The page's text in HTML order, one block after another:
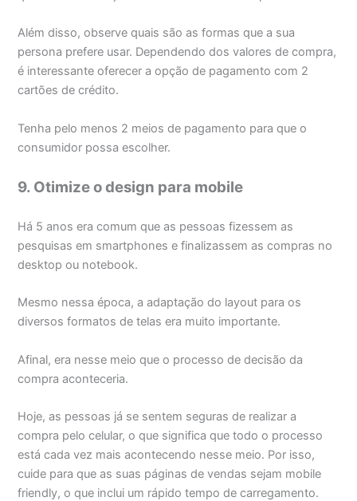
Além disso, observe quais são as formas que a sua
persona prefere usar. Dependendo dos valores de compra,
é interessante oferecer a opção de pagamento com 2
cartões de crédito.
Tenha pelo menos 2 meios de pagamento para que o
consumidor possa escolher.
9. Otimize o design para mobile
Há 5 anos era comum que as pessoas fizessem as
pesquisas em smartphones e finalizassem as compras no
desktop ou notebook.
Mesmo nessa época, a adaptação do layout para os
diversos formatos de telas era muito importante.
Afinal, era nesse meio que o processo de decisão da
compra aconteceria.
Hoje, as pessoas já se sentem seguras de realizar a
compra pelo celular, o que significa que todo o processo
está cada vez mais acontecendo nesse meio. Por isso,
cuide para que as suas páginas de vendas sejam mobile
friendly, o que inclui um rápido tempo de carregamento.